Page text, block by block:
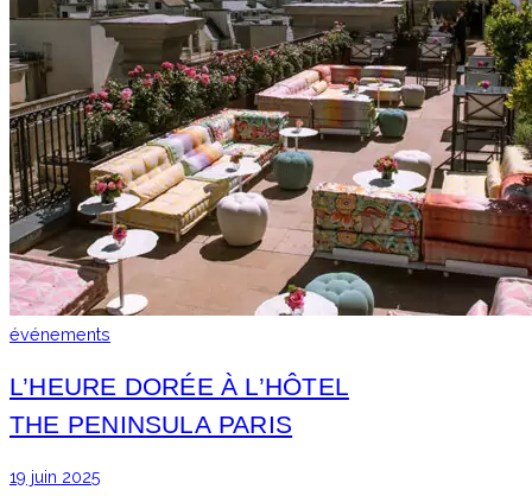
événements
L’HEURE DORÉE À L’HÔTEL
THE PENINSULA PARIS
19 juin 2025